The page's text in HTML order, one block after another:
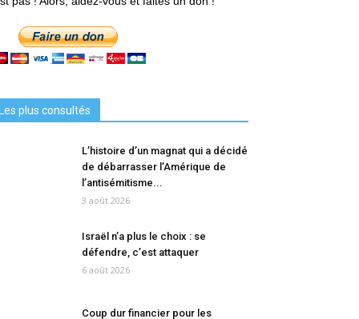
Les plus consultés
L’histoire d’un magnat qui a décidé
de débarrasser l’Amérique de
l’antisémitisme...
3 août 2026
Israël n’a plus le choix : se
défendre, c’est attaquer
6 août 2026
Coup dur financier pour les